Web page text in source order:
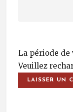
La période de
Veuillez